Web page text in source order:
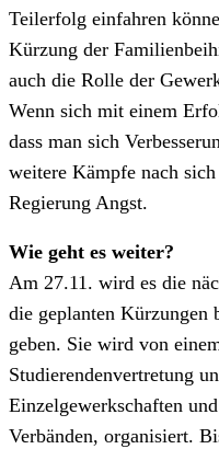
Teilerfolg einfahren
Kürzung der
auch die Rolle der
Wenn sich mit einem
dass man sich
weitere Kämpfe nach
Regierung Angst.
Wie geht es weiter?
Am 27.11. wird es die
die geplanten
geben. Sie wird von
Studierendenvertretung
Einzelgewerkschaften
Verbänden, organisiert.